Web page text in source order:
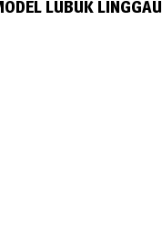
LUBUK LINGGAU